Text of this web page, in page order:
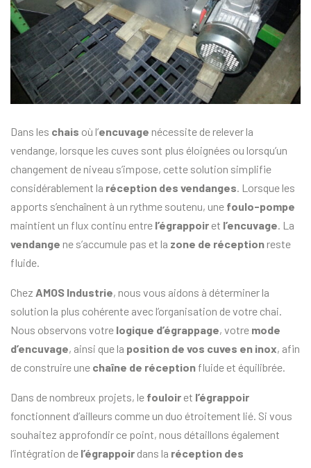
Dans les chais où l’encuvage nécessite de relever la
vendange, lorsque les cuves sont plus éloignées ou lorsqu’un
changement de niveau s’impose, cette solution simplifie
considérablement la réception des vendanges . Lorsque les
apports s’enchaînent à un rythme soutenu, une foulo-pompe
maintient un flux continu entre l’égrappoir et l’encuvage . La
vendange ne s’accumule pas et la zone de réception reste
fluide.
Chez AMOS Industrie, nous vous aidons à déterminer la
solution la plus cohérente avec l’organisation de votre chai.
Nous observons votre logique d’égrappage, votre mode
d’encuvage, ainsi que la position de vos cuves en inox, afin
de construire une chaîne de réception fluide et équilibrée.
Dans de nombreux projets, le fouloir et l’égrappoir
fonctionnent d’ailleurs comme un duo étroitement lié. Si vous
souhaitez approfondir ce point, nous détaillons également
l’intégration de l’égrappoir dans la réception des